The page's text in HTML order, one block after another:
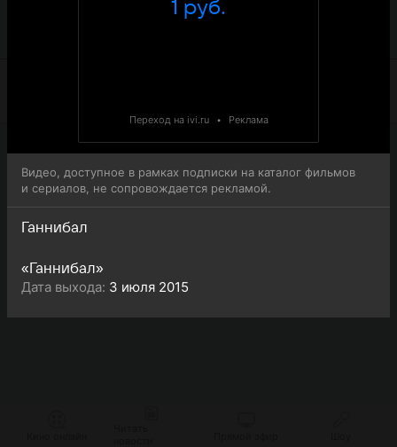
внимание, что 5-я серия 3-го сезона сериала Ганнибал
1 руб.
Переход на ivi.ru • Реклама
Видео, доступное в рамках подписки на каталог фильмов
и сериалов, не сопровождается рекламой.
Ганнибал
«Ганнибал»
Дата выхода: 3 июля 2015